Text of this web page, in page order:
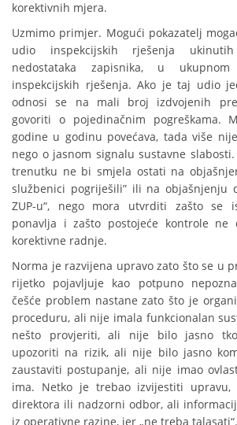
korektivnih mjera.
Uzmimo primjer. Mogući pokazatelj
udio inspekcijskih rješenja
nedostataka zapisnika, u
inspekcijskih rješenja. Ako je taj udio
odnosi se na mali broj izdvojenih
govoriti o pojedinačnim pogreškama.
godine u godinu povećava, tada više
nego o jasnom signalu sustavne
trenutku ne bi smjela ostati na
službenici pogriješili” ili na objašnjenju
ZUP-u“, nego mora utvrditi zašto se
ponavlja i zašto postojeće kontrole ne
korektivne radnje.
Norma je razvijena upravo zato što se u
rijetko pojavljuje kao potpuno
češće problem nastane zato što je
proceduru, ali nije imala funkcionalan
nešto provjeriti, ali nije bilo jasno
upozoriti na rizik, ali nije bilo jasno
zaustaviti postupanje, ali nije imao
ima. Netko je trebao izvijestiti upravu,
direktora ili nadzorni odbor, ali
iz operativne razine, jer „ne treba talasati“.